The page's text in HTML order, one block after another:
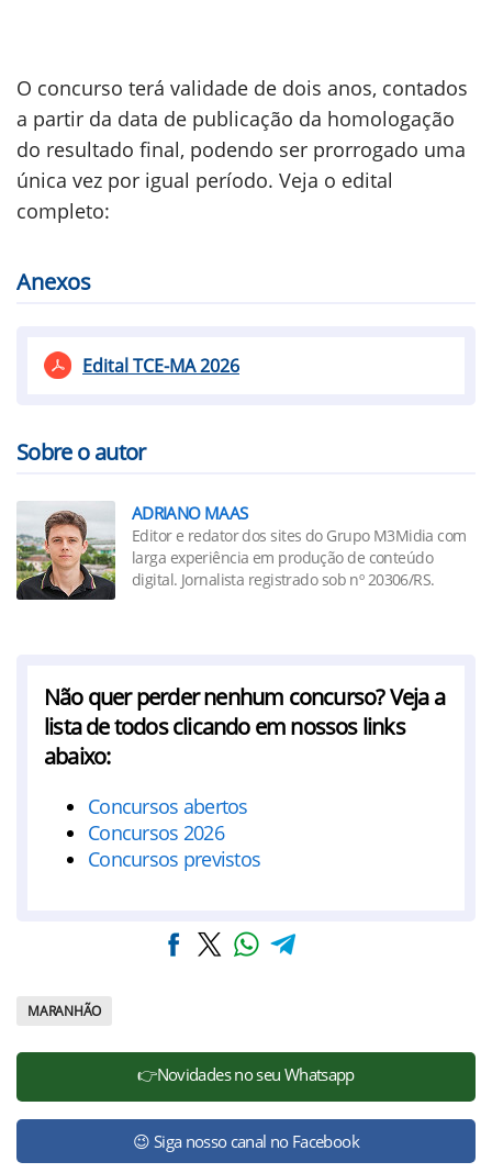
O concurso terá validade de dois anos, contados
a partir da data de publicação da homologação
do resultado final, podendo ser prorrogado uma
única vez por igual período. Veja o edital
completo:
Anexos
Edital TCE-MA 2026
Sobre o autor
ADRIANO MAAS
Editor e redator dos sites do Grupo M3Midia com
larga experiência em produção de conteúdo
digital. Jornalista registrado sob nº 20306/RS.
Não quer perder nenhum concurso? Veja a
lista de todos clicando em nossos links
abaixo:
Concursos abertos
Concursos 2026
Concursos previstos
MARANHÃO
👉Novidades no seu Whatsapp
😉 Siga nosso canal no Facebook